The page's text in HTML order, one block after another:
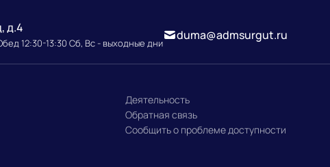
д.4
12:30-13:30 Сб, Вс - выходные дни
duma@admsurgut.ru
Деятельность
Обратная связь
Сообщить о проблеме доступности